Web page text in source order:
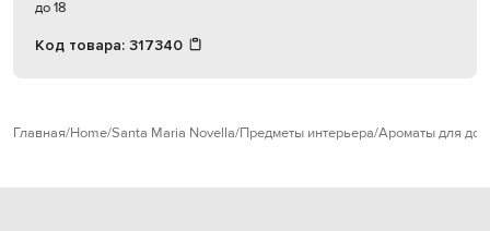
до 18
Код товара: 317340
Главная Home Santa Maria Novella Предметы интерьера Ароматы для